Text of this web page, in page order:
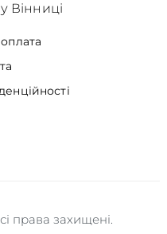
Вінниці
права захищені.